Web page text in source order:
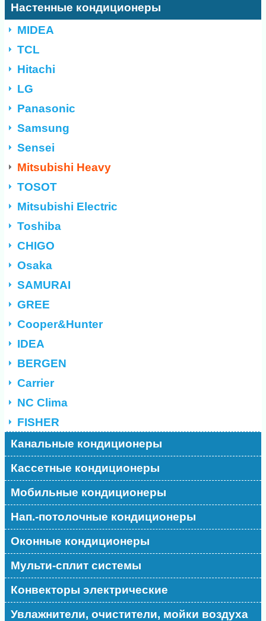
Настенные кондиционеры
MIDEA
TCL
Hitachi
LG
Panasonic
Samsung
Sensei
Mitsubishi Heavy
TOSOT
Mitsubishi Electric
Toshiba
CHIGO
Osaka
SAMURAI
GREE
Cooper&Hunter
IDEA
BERGEN
Carrier
NC Clima
FISHER
Канальные кондиционеры
Кассетные кондиционеры
Мобильные кондиционеры
Нап.-потолочные кондиционеры
Оконные кондиционеры
Мульти-сплит системы
Конвекторы электрические
Увлажнители, очистители, мойки воздуха